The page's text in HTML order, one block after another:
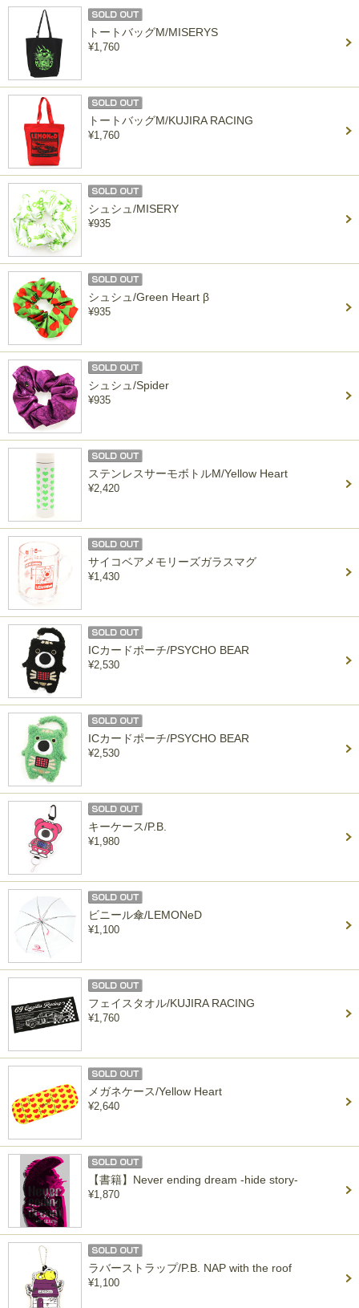
トートバッグM/MISERYS
¥1,760
トートバッグM/KUJIRA RACING
¥1,760
シュシュ/MISERY
¥935
シュシュ/Green Heart β
¥935
シュシュ/Spider
¥935
ステンレスサーモボトルM/Yellow Heart
¥2,420
サイコベアメモリーズガラスマグ
¥1,430
ICカードポーチ/PSYCHO BEAR
¥2,530
ICカードポーチ/PSYCHO BEAR
¥2,530
キーケース/P.B.
¥1,980
ビニール傘/LEMONeD
¥1,100
フェイスタオル/KUJIRA RACING
¥1,760
メガネケース/Yellow Heart
¥2,640
【書籍】Never ending dream -hide story-
¥1,870
ラバーストラップ/P.B. NAP with the roof
¥1,100